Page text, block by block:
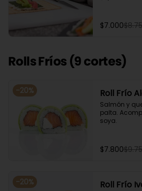
$7.000
Rolls Fríos (9 cortes)
-20% Roll Frío
Salmón y
palta.
soya.
$7.800
-20% Roll Frío